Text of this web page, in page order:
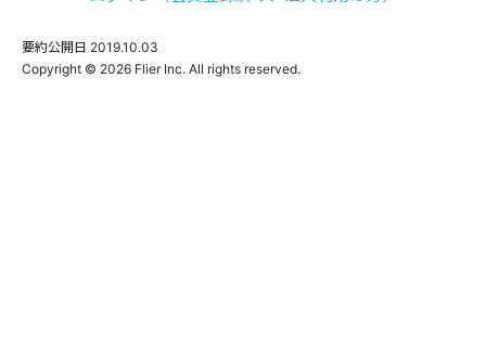
要約公開日 2019.10.03